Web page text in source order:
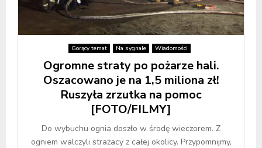
Gorący temat Na sygnale Wiadomości
Ogromne straty po pożarze hali.
Oszacowano je na 1,5 miliona zł!
Ruszyła zrzutka na pomoc
[FOTO/FILMY]
Do wybuchu ognia doszło w środę wieczorem. Z
ogniem walczyli strażacy z całej okolicy. Przypomnijmy,